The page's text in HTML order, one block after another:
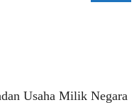
Usaha Milik Negara